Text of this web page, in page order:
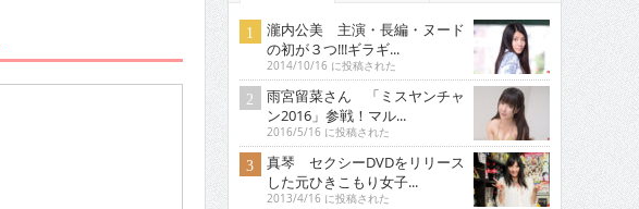
瀧内公美 主演・長編・ヌード
の初が３つ!!!ギラギ...
2014/10/16 に投稿された
雨宮留菜さん 「ミスヤンチャ
ン2016」参戦！マル...
2016/5/16 に投稿された
真琴 セクシーDVDをリリース
した元ひきこもり女子...
2013/4/16 に投稿された